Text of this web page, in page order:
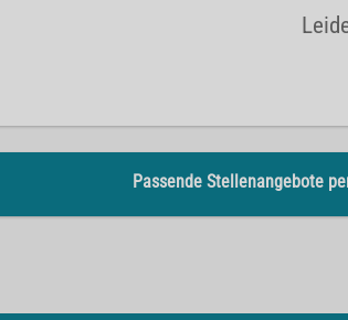
Passende Stellenangebote